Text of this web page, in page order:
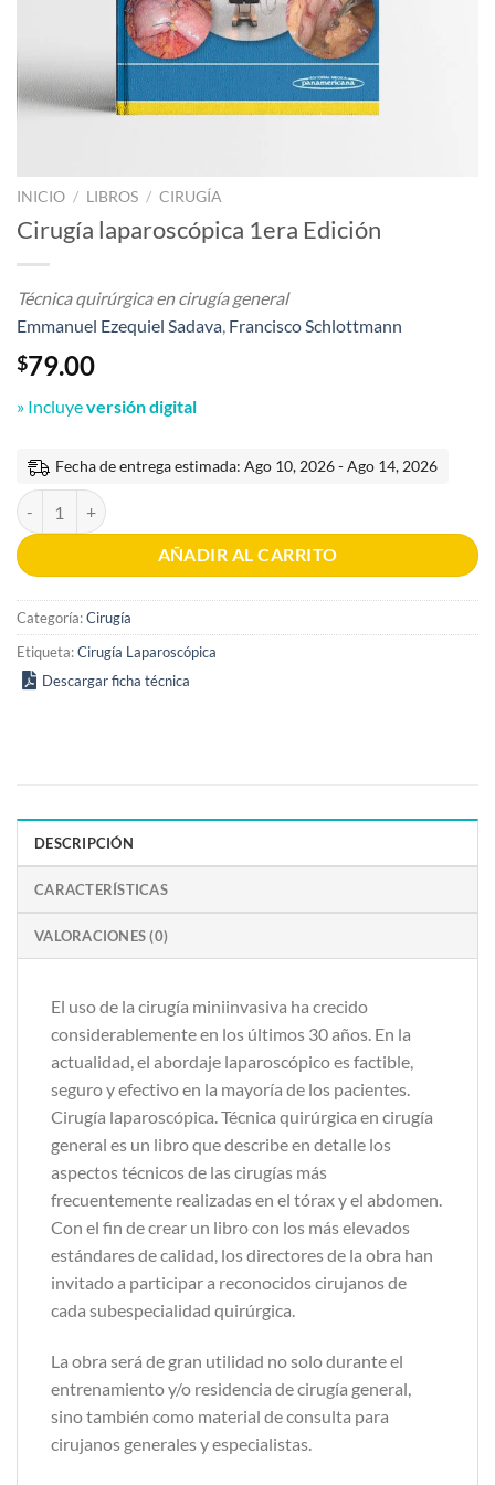
INICIO / LIBROS / CIRUGÍA
Cirugía laparoscópica 1era Edición
Técnica quirúrgica en cirugía general
Emmanuel Ezequiel Sadava, Francisco Schlottmann
$79.00
» Incluyeversión digital
Fecha de entrega estimada: Ago 10, 2026 - Ago 14, 2026
Cirugía laparoscópica 1era Edición cantidad
AÑADIR AL CARRITO
Categoría:Cirugía
Etiqueta:Cirugía Laparoscópica
Descargar ficha técnica
DESCRIPCIÓN
CARACTERÍSTICAS
VALORACIONES (0)
El uso de la cirugía miniinvasiva ha crecido
considerablemente en los últimos 30 años. En la
actualidad, el abordaje laparoscópico es factible,
seguro y efectivo en la mayoría de los pacientes.
Cirugía laparoscópica. Técnica quirúrgica en cirugía
general es un libro que describe en detalle los
aspectos técnicos de las cirugías más
frecuentemente realizadas en el tórax y el abdomen.
Con el fin de crear un libro con los más elevados
estándares de calidad, los directores de la obra han
invitado a participar a reconocidos cirujanos de
cada subespecialidad quirúrgica.
La obra será de gran utilidad no solo durante el
entrenamiento y/o residencia de cirugía general,
sino también como material de consulta para
cirujanos generales y especialistas.